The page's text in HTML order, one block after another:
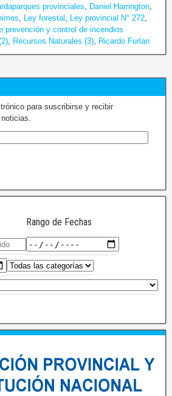
provinciales Daniel Harrington
Ley forestal Ley provincial N° 272
prevención y control de incendios
Recursos Naturales (3) Ricardo Furlan
para suscribirse y recibir
Rango de Fechas